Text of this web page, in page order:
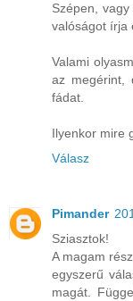
Szépen,
valóságot írja
Valami
az megérint,
fádat.
Ilyenkor mire
Válasz
Pimander
Sziasztok!
A magam
egyszerű
magát.